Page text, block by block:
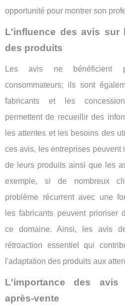
opportunité pour montrer son
L'influence des avis sur
des produits
Les avis ne bénéficient
consommateurs; ils sont
fabricants et les
permettent de recueillir des
les attentes et les besoins des
ces avis, les entreprises peuvent
de leurs produits ainsi que les
exemple, si de nombreux
problème récurrent avec une
les fabricants peuvent prioriser
ce domaine. Ainsi, les avis
rétroaction essentiel qui
l'adaptation des produits aux
L'importance des
après-vente